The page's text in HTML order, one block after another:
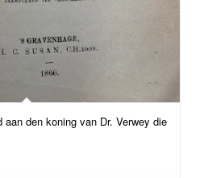
den koning van Dr. Verwey die